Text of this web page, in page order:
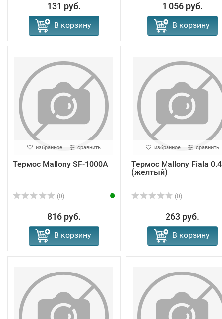
131 руб.
В корзину
1 056 руб.
В корзину
избранное сравнить
Термос Mallony SF-1000A
(0)
816 руб.
В корзину
избранное сравнить
Термос Mallony Fiala
(желтый)
(0)
263 руб.
В корзину